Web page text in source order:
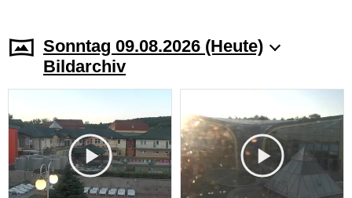
Sonntag 09.08.2026 (Heute)
Bildarchiv